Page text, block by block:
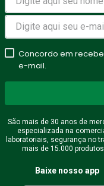
Concordo em
e-mail.
São mais de 30 anos de
especializada na
laboratoriais, segurança no
mais de 15.000
Baixe nosso app